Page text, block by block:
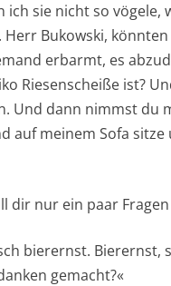
sie nicht so vögele,
Bukowski,
erbarmt, es
Riesenscheiße ist?
Und dann nimmst du
auf meinem Sofa
dir nur ein paar
bierernst. Bierernst,
gemacht?«